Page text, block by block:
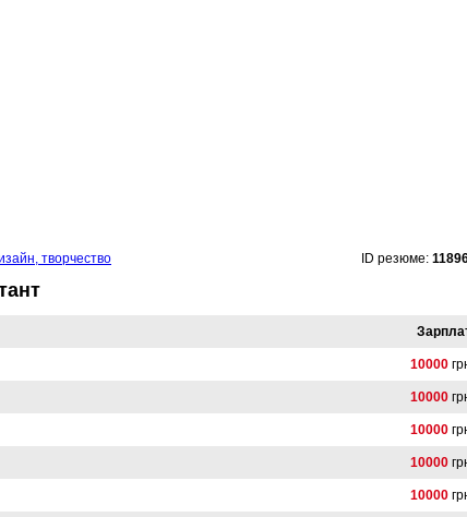
творчество ID резюме:
10000
10000
10000
10000
10000